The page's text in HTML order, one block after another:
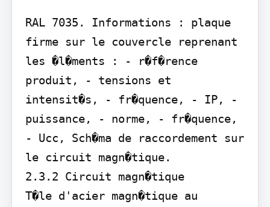
RAL 7035. Informations : plaque
firme sur le couvercle reprenant
les �l�ments : - r�f�rence
produit, - tensions et
intensit�s, - fr�quence, - IP, -
puissance, - norme, - fr�quence,
- Ucc, Sch�ma de raccordement sur
le circuit magn�tique.
2.3.2 Circuit magn�tique
T�le d'acier magn�tique au